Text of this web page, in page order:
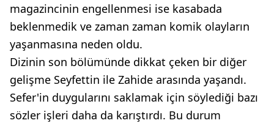
magazincinin engellenmesi ise kasabada
beklenmedik ve zaman zaman komik olayların
yaşanmasına neden oldu.
Dizinin son bölümünde dikkat çeken bir diğer
gelişme Seyfettin ile Zahide arasında yaşandı.
Sefer'in duygularını saklamak için söylediği bazı
sözler işleri daha da karıştırdı. Bu durum